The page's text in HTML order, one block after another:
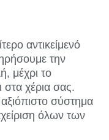
αντικείμενό
την
μέχρι το
στα χέρια σας.
σύστημα
όλων των